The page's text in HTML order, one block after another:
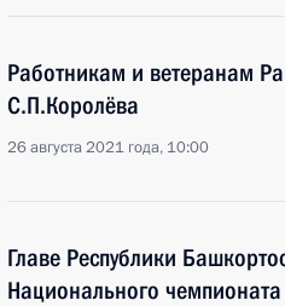
Работникам и ветеранам
С.П.Королёва
26 августа 2021 года, 10:00
Главе Республики
Национального